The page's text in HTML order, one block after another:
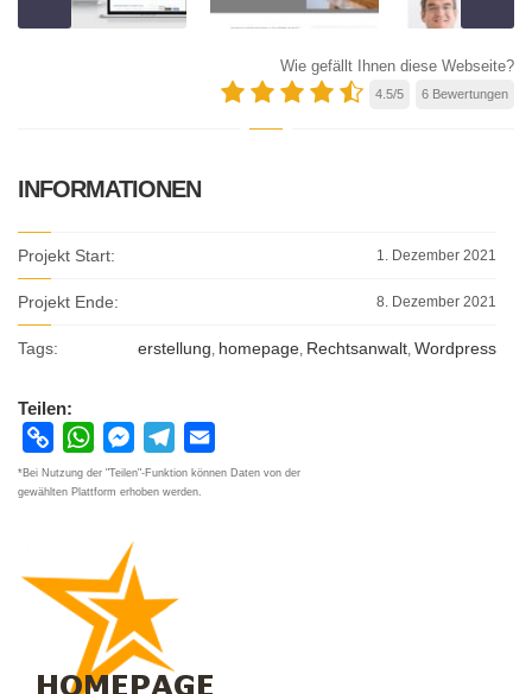
Wie gefällt Ihnen diese Webseite?
4.5/5 6 Bewertungen
INFORMATIONEN
Projekt Start: 1. Dezember 2021
Projekt Ende: 8. Dezember 2021
Tags: erstellung, homepage, Rechtsanwalt, Wordpress
Teilen:
Copy
Link
WhatsAppMessenger
Telegram
*Bei Nutzung der "Teilen"-Funktion können Daten von der
gewählten Plattform erhoben werden.